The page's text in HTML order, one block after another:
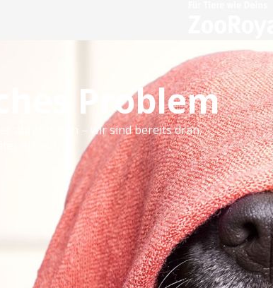
Problem
aufgetreten – wir sind bereits dran.
erneut.